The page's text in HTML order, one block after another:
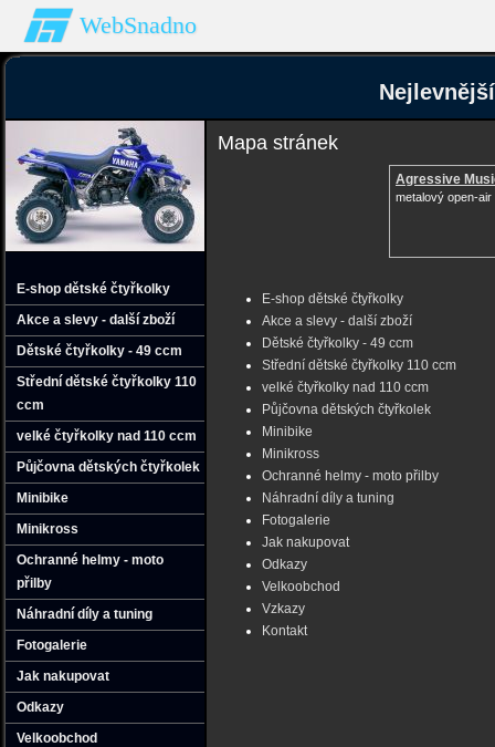
WebSnadno
E-shop dětské čtyřkolky
Akce a slevy - další zboží
Dětské čtyřkolky - 49 ccm
Střední dětské čtyřkolky 110
ccm
velké čtyřkolky nad 110 ccm
Půjčovna dětských čtyřkolek
Minibike
Minikross
Ochranné helmy - moto
přilby
Náhradní díly a tuning
Fotogalerie
Jak nakupovat
Odkazy
Velkoobchod
Mapa stránek
Agressive
metalový open-air
E-shop dětské čtyřkolky
Akce a slevy - další zboží
Dětské čtyřkolky - 49 ccm
Střední dětské čtyřkolky 110 ccm
velké čtyřkolky nad 110 ccm
Půjčovna dětských čtyřkolek
Minibike
Minikross
Ochranné helmy - moto přilby
Náhradní díly a tuning
Fotogalerie
Jak nakupovat
Odkazy
Velkoobchod
Vzkazy
Kontakt